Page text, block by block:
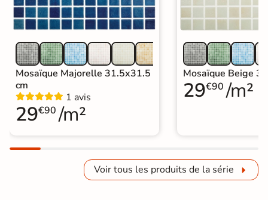
Mosaïque Majorelle 31.5x31.5
cm
1 avis
29€90 /m²
Mosaïque Beige
29€90 /m²
Voir tous les produits de la série